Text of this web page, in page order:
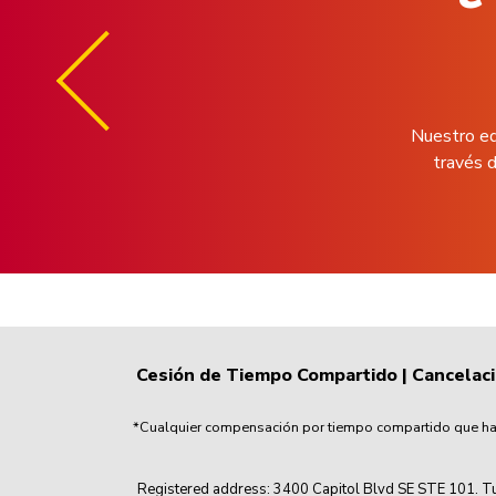
Nuestro
través
Cesión de Tiempo Compartido|
*Cualquier compensación por tiempo compartido que
Registered address: 3400 Capitol Blvd SE STE 101.